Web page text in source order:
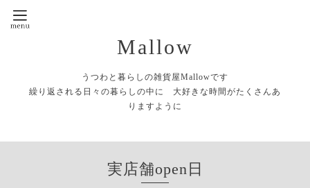
Mallow
うつわと暮らしの雑貨屋Mallowです
繰り返される日々の暮らしの中に 大好きな時間がたくさんあ
りますように
実店舗open日